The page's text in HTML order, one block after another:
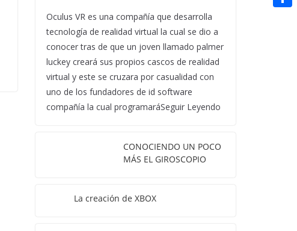
Oculus VR es una compañía que desarrolla
tecnología de realidad virtual la cual se dio a
conocer tras de que un joven llamado palmer
luckey creará sus propios cascos de realidad
virtual y este se cruzara por casualidad con
uno de los fundadores de id software
compañía la cual programaráSeguir Leyendo
CONOCIENDO UN POCO
MÁS EL GIROSCOPIO
La creación de XBOX
n
a